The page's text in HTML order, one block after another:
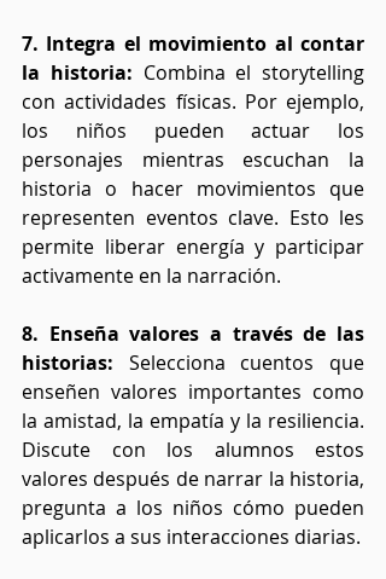
7. Integra el movimiento al contar
la historia: Combina el storytelling
con actividades físicas. Por ejemplo,
los niños pueden actuar los
personajes mientras escuchan la
historia o hacer movimientos que
representen eventos clave. Esto les
permite liberar energía y participar
activamente en la narración.
8. Enseña valores a través de las
historias: Selecciona cuentos que
enseñen valores importantes como
la amistad, la empatía y la resiliencia.
Discute con los alumnos estos
valores después de narrar la historia,
pregunta a los niños cómo pueden
aplicarlos a sus interacciones diarias.